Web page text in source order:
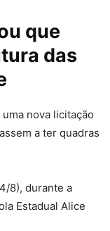
que
das
nova licitação
a ter quadras
8), durante a
Estadual Alice